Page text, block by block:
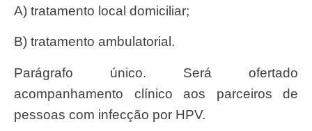
a) tratamento local domiciliar;
b) tratamento ambulatorial.
Parágrafo único. Será ofertado
acompanhamento clínico aos parceiros de
pessoas com infecção por HPV.